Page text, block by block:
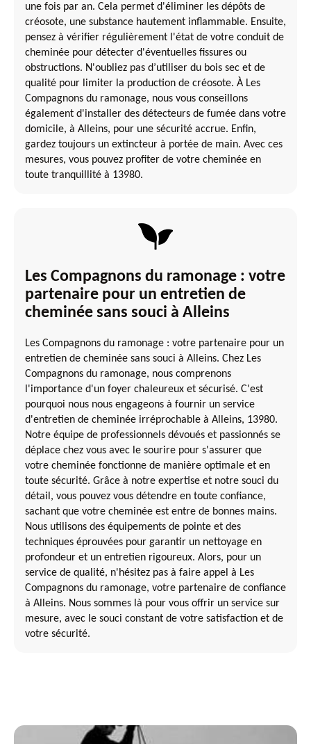
une fois par an. Cela permet d'éliminer les dépôts de
créosote, une substance hautement inflammable. Ensuite,
pensez à vérifier régulièrement l'état de votre conduit de
cheminée pour détecter d'éventuelles fissures ou
obstructions. N'oubliez pas d’utiliser du bois sec et de
qualité pour limiter la production de créosote. À Les
Compagnons du ramonage, nous vous conseillons
également d'installer des détecteurs de fumée dans votre
domicile, à Alleins, pour une sécurité accrue. Enfin,
gardez toujours un extincteur à portée de main. Avec ces
mesures, vous pouvez profiter de votre cheminée en
toute tranquillité à 13980.
Les Compagnons du ramonage : votre
partenaire pour un entretien de
cheminée sans souci à Alleins
Les Compagnons du ramonage : votre partenaire pour un
entretien de cheminée sans souci à Alleins. Chez Les
Compagnons du ramonage, nous comprenons
l'importance d'un foyer chaleureux et sécurisé. C'est
pourquoi nous nous engageons à fournir un service
d'entretien de cheminée irréprochable à Alleins, 13980.
Notre équipe de professionnels dévoués et passionnés se
déplace chez vous avec le sourire pour s'assurer que
votre cheminée fonctionne de manière optimale et en
toute sécurité. Grâce à notre expertise et notre souci du
détail, vous pouvez vous détendre en toute confiance,
sachant que votre cheminée est entre de bonnes mains.
Nous utilisons des équipements de pointe et des
techniques éprouvées pour garantir un nettoyage en
profondeur et un entretien rigoureux. Alors, pour un
service de qualité, n'hésitez pas à faire appel à Les
Compagnons du ramonage, votre partenaire de confiance
à Alleins. Nous sommes là pour vous offrir un service sur
mesure, avec le souci constant de votre satisfaction et de
votre sécurité.